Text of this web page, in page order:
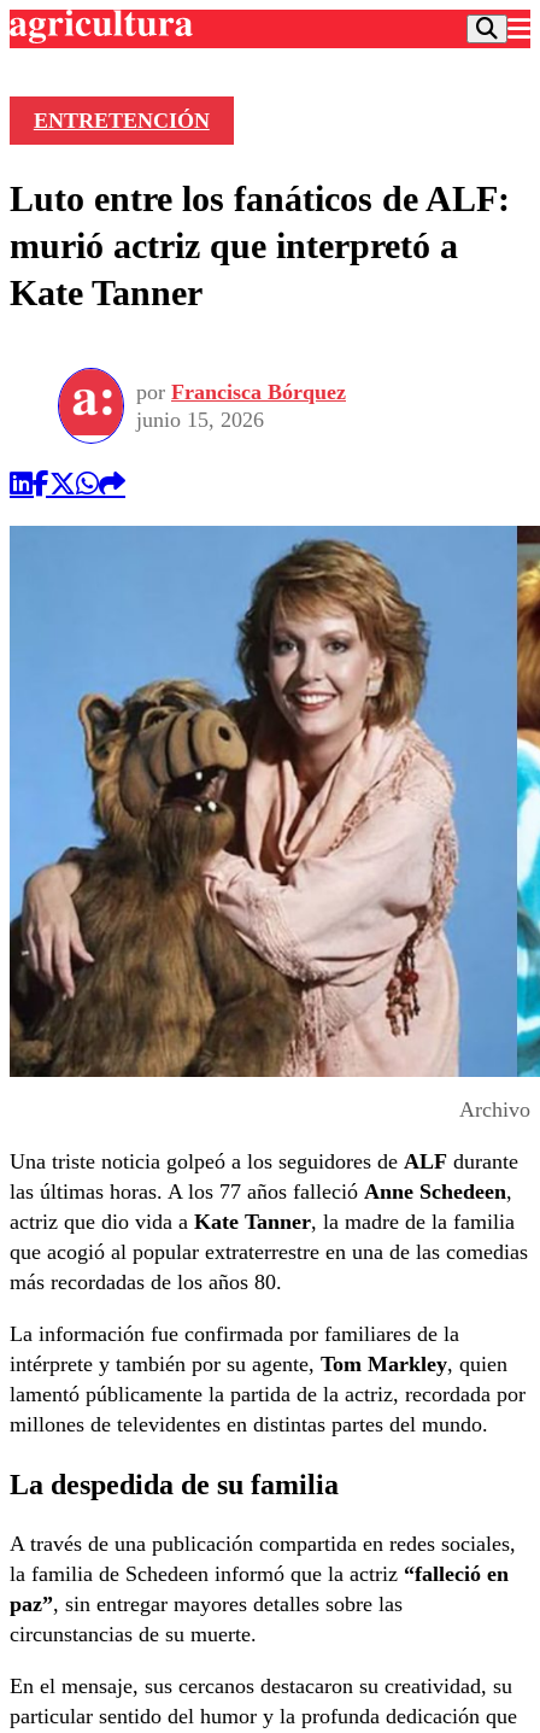
Frecuencias
Agricultura TV
Deportes
Colo Colo
Seleccion Chilena
Torneo Internacional
Universidad de Chile
Entretención
Economía
Internacional
Sustentabilidad
Publicaciones en medios
Opinión
ENTRETENCIÓN
Luto entre los fanáticos de ALF:
murió actriz que interpretó a
Kate Tanner
por Francisca Bórquez
junio 15, 2026
Archivo
Una triste noticia golpeó a los seguidores de ALF durante
las últimas horas. A los 77 años falleció Anne Schedeen,
actriz que dio vida a Kate Tanner, la madre de la familia
que acogió al popular extraterrestre en una de las comedias
más recordadas de los años 80.
La información fue confirmada por familiares de la
intérprete y también por su agente, Tom Markley, quien
lamentó públicamente la partida de la actriz, recordada por
millones de televidentes en distintas partes del mundo.
La despedida de su familia
A través de una publicación compartida en redes sociales,
la familia de Schedeen informó que la actriz “falleció en
paz”, sin entregar mayores detalles sobre las
circunstancias de su muerte.
En el mensaje, sus cercanos destacaron su creatividad, su
particular sentido del humor y la profunda dedicación que